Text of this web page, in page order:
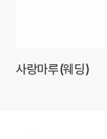
사랑마루(웨딩)